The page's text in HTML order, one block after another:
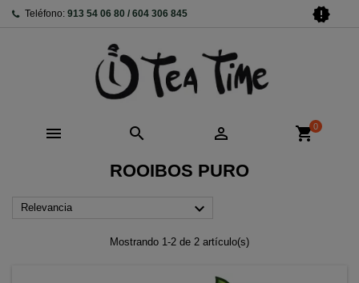
Teléfono: 913 54 06 80 / 604 306 845 new_releases
   shopping_cart0
ROOIBOS PURO
Relevancia 
Mostrando 1-2 de 2 artículo(s)